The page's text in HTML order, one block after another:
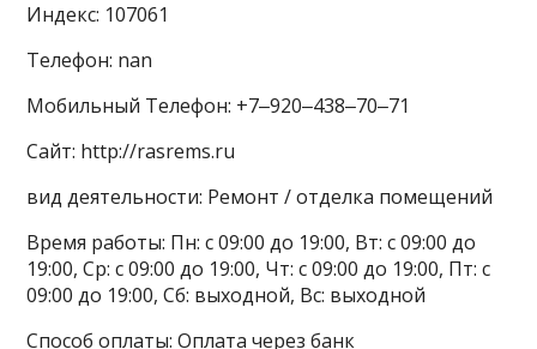
Индекс: 107061
Телефон: nan
Мобильный Телефон: +7‒920‒438‒70‒71
Сайт: http://rasrems.ru
вид деятельности: Ремонт / отделка помещений
Время работы: Пн: с 09:00 до 19:00, Вт: с 09:00 до
19:00, Ср: с 09:00 до 19:00, Чт: с 09:00 до 19:00, Пт: с
09:00 до 19:00, Сб: выходной, Вс: выходной
Способ оплаты: Оплата через банк